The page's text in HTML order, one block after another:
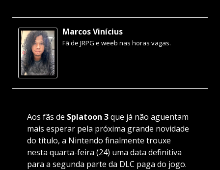
Marcos Vinícius
Fã de JRPG e weeb nas horas vagas.
Aos fãs de Splatoon 3que já não aguentam
mais esperar pela próxima grande novidade
do título, a Nintendo finalmente trouxe
nesta quarta-feira (24) uma data definitiva
para a segunda parte da DLC paga do jogo.